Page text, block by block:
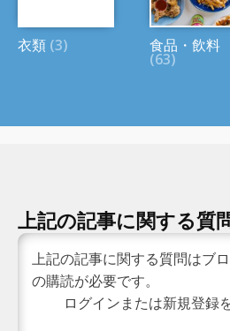
衣類 (3) 食品・飲料
(63)
上記の記事に関する質
上記の記事に関する質問はブ
の購読が必要です。
ログインまたは新規登録